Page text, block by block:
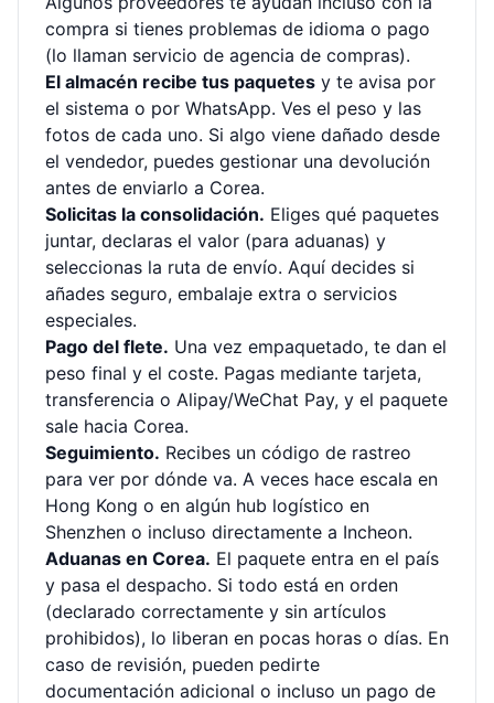
compra si tienes problemas de idioma o pago
(lo llaman servicio de agencia de compras).
El almacén recibe tus paquetes y te avisa por
el sistema o por WhatsApp. Ves el peso y las
fotos de cada uno. Si algo viene dañado desde
el vendedor, puedes gestionar una devolución
antes de enviarlo a Corea.
Solicitas la consolidación. Eliges qué paquetes
juntar, declaras el valor (para aduanas) y
seleccionas la ruta de envío. Aquí decides si
añades seguro, embalaje extra o servicios
especiales.
Pago del flete. Una vez empaquetado, te dan el
peso final y el coste. Pagas mediante tarjeta,
transferencia o Alipay/WeChat Pay, y el paquete
sale hacia Corea.
Seguimiento. Recibes un código de rastreo
para ver por dónde va. A veces hace escala en
Hong Kong o en algún hub logístico en
Shenzhen o incluso directamente a Incheon.
Aduanas en Corea. El paquete entra en el país
y pasa el despacho. Si todo está en orden
(declarado correctamente y sin artículos
prohibidos), lo liberan en pocas horas o días. En
caso de revisión, pueden pedirte
documentación adicional o incluso un pago de